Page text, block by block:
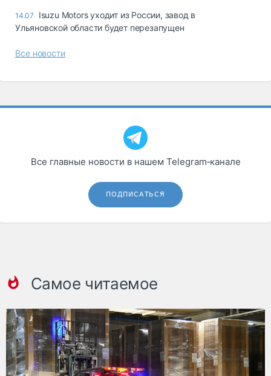
опасные грузы
грузовые
Коммерческий
транспорт
Спецтехника
Автосервис,
запчасти, шины
Дзен
14.07
Isuzu Motors уходит из России, завод в
Ульяновской области будет перезапущен
Все новости
Все главные новости в нашем Telegram‑канале
ПОДПИСАТЬСЯ
Самое читаемое